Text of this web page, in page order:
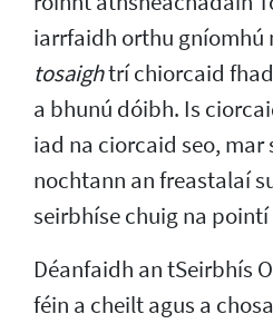
iarrfaidh orthu gníomhú
tosaightrí chiorcaid
a bhunú dóibh. Is
iad na ciorcaid seo, mar
nochtann an freastalaí
seirbhíse chuig na
Déanfaidh an tSeirbhís
féin a cheilt agus a